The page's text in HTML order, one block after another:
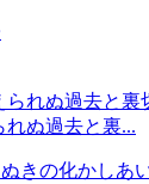
れぬ過去と裏...